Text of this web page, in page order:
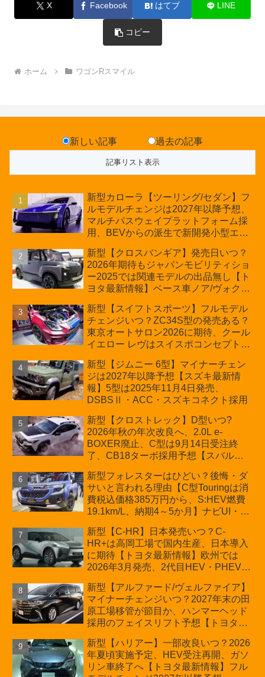
X Facebook はてブ LINE
コピー
ホーム ワゴンRスマイル
新しい記事 過去の記事
新型カローラ【ツーリング/セダン】フ
ルモデルチェンジは2027年以降予想、
マルチパスウェイプラットフォーム採
用、BEVからの派生で新開発小型エン
の採用は無しか【トヨタ最新情報】60
周年記念車発売
新型【クロスバンギア】発売日いつ？
2026年期待もジャパンモビリティショ
ー2025では関連モデルの出品無し【ト
ヨタ最新情報】ベース車ノア/ヴォクシ
ほか「コア」と「ツール」、デリカ
D:5対抗のクロスオーバーSUVミニバ
ン
新型【スイフトスポーツ】フルモデル
チェンジいつ？ZC34S型の発売ある？
東京オートサロン2026に期待、クール
イエロー レヴはスイスポコンセプト
プが争点【スズキ最新情報】特別仕様
車「ZC33S Final Edition」終了
新型【ジムニー 6型】マイナーチェン
ジは2027年以降予想【スズキ最新情
報】5型は2025年11月4日発売、
DSBSⅡ・ACC・スズキコネクト採用
新型【クロストレック】D型いつ?
2026年秋の年次改良へ、2.0L e-
BOXER廃止、C型は9月14日受注終
了、CB18ターボ採用予想【スバル最
新型フォレスターはひどい？後悔・ダ
サいと言われる理由【C型Touringは消
費税込価格385万円から、S:HEV燃費
19.1km/L、納期4～5か月】ナビUI・冬
カーオブザイヤーとJNCAP大賞受賞後
も残る注意点
新型【C-HR】日本発売いつ？C-
HR+は高岡工場で国内生産、日本導入
に期待【トヨタ最新情報】欧州では
2026年3月発売、2代目HEV・PHEVは
新型【アルファード/ヴェルファイア】
マイナーチェンジいつ？2027年末の田
原工場移管が節目か、ハンマーヘッド
採用のフェイスリフト予想【トヨタ最
費税込価格559万9000円から
新型【ハリアー】一部改良いつ？2026
年夏頃実施予定、HEV受注再開、ガソ
リン車終了へ【トヨタ最新情報】フル